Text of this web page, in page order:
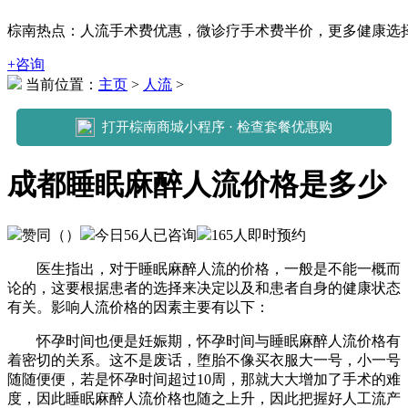
棕南热点：人流手术费优惠，微诊疗手术费半价，更多健康选
+咨询
当前位置： 主页 > 人流 >
打开棕南商城小程序 · 检查套餐优惠购
成都睡眠麻醉人流价格是多少
赞同（ ） 今日 56人已咨询 165人即时预约
医生指出，对于睡眠麻醉人流的价格，一般是不能一概而
论的，这要根据患者的选择来决定以及和患者自身的健康状态
有关。影响人流价格的因素主要有以下：
怀孕时间也便是妊娠期，怀孕时间与睡眠麻醉人流价格有
着密切的关系。这不是废话，堕胎不像买衣服大一号，小一号
随随便便，若是怀孕时间超过10周，那就大大增加了手术的难
度，因此睡眠麻醉人流价格也随之上升，因此把握好人工流产